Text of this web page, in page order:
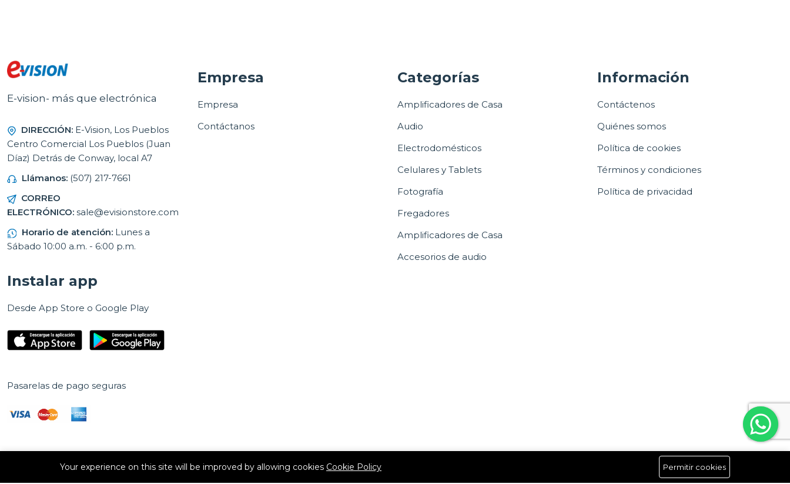
E-vision- más que electrónica
DIRECCIÓN: E-Vision, Los Pueblos
Centro Comercial Los Pueblos (Juan
Díaz) Detrás de Conway, local A7
Llámanos: (507) 217-7661
CORREO
ELECTRÓNICO: sale@evisionstore.com
Horario de atención: Lunes a
Sábado 10:00 a.m. - 6:00 p.m.
Empresa
Empresa
Contáctanos
Categorías
Amplificadores de Casa
Audio
Electrodomésticos
Celulares y Tablets
Fotografía
Fregadores
Amplificadores de Casa
Accesorios de audio
Información
Contáctenos
Quiénes somos
Política de cookies
Términos y condiciones
Política de privacidad
Instalar app
Desde App Store o Google Play
Pasarelas de pago seguras
Síguenos
Your experience on this site will be improved by allowing cookies Cookie Policy Permitir cookies